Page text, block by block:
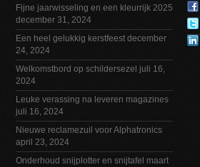
Fijne jaarwisseling en een kleurrijk 2025
december 31, 2024
Een heel gelukkig kerstfeest december
24, 2024
Welkomstbord op schildersezel juli 16,
2024
Leuke verassing na leveren magazines
juli 16, 2024
Nieuwe reclamezuil voor Alphatronics
april 23, 2024
Onderhoud snijplotter en snijtafel maart